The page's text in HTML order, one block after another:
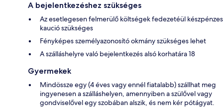
A bejelentkezéshez szükséges
Az esetlegesen felmerülő költségek fedezetéül készpénzes
kaució szükséges
Fényképes személyazonosító okmány szükséges lehet
A szálláshelyre való bejelentkezés alsó korhatára 18
Gyermekek
Mindössze egy (4 éves vagy ennél fiatalabb) szállhat meg
ingyenesen a szálláshelyen, amennyiben a szülővel vagy
gondviselővel egy szobában alszik, és nem kér pótágyat.